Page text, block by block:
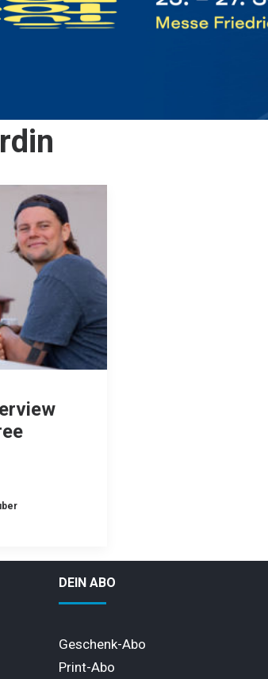
DEIN ABO
Geschenk-Abo
Print-Abo